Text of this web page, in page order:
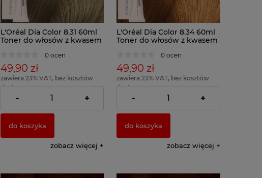
L'Oréal Dia Color 8.31 60ml
Toner do włosów z kwasem
0 ocen
49,90 zł
zawiera 23% VAT, bez kosztów
dostawy
( 1 x 100ml = 83,17 zł )
- +
do koszyka
zobacz więcej
L'Oréal Dia Color 8.34 60ml
Toner do włosów z kwasem
0 ocen
49,90 zł
zawiera 23% VAT, bez kosztów
dostawy
( 1 x 100ml = 83,17 zł )
- +
do koszyka
zobacz więcej